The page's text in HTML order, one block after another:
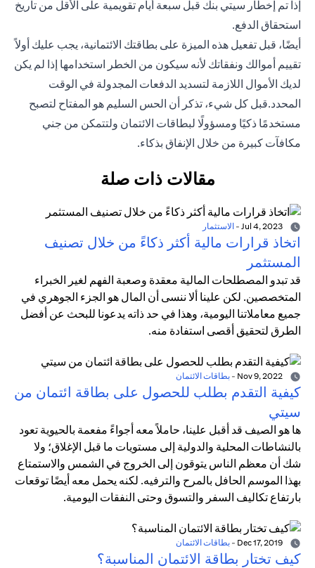
إذا تم إخطار سيتي بنك قبل سبعة أيام تقويمية على الأقل من تاريخ
استحقاق الدفع.
أيضًا، قبل تفعيل هذه الميزة على بطاقتك الائتمانية، يجب عليك أولاً
تقييم أموالك ونفقاتك لأنه سيكون من الخطر استخدامها إذا لم يكن
لديك الأموال اللازمة لتسديد الدفعات المجدولة في الوقت
المحدد.قبل كل شيء، تذكر أن الحس السليم هو المفتاح لتصبح
مستخدمًا ذكيًا ومسؤولًا لبطاقات الائتمان ولتتمكن من جني
مكافآت كبيرة من خلال الإنفاق بذكاء.
مقالات ذات صلة
- الاستثمار
اتخاذ قرارات مالية أكثر ذكاءً من خلال تصنيف
المستثمر
قد تبدو المصطلحات المالية معقدة وصعبة الفهم لغير الخبراء
المتخصصين. لكن علينا ألا ننسى أن المال هو الجزء الجوهري في
جميع معاملاتنا اليومية، وهذا في حد ذاته يدعونا للبحث عن أفضل
الطرق لتحقيق أقصى استفادة منه.
- بطاقات الائتمان
كيفية التقدم بطلب للحصول على بطاقة ائتمان من
سيتي
ها هو الصيف قد أقبل علينا، حاملاً معه أجواءً مفعمة بالحيوية تعود
بالنشاطات المحلية والدولية إلى مستويات ما قبل الإغلاق؛ ولا
شك أن معظم الناس يتوقون إلى الخروج في الشمس والاستمتاع
بهذا الموسم الحافل بالمرح والترفيه. لكنه يحمل معه أيضًا توقعات
بارتفاع تكاليف السفر والتسوق وحتى النفقات اليومية.
- بطاقات الائتمان
كيف تختار بطاقة الائتمان المناسبة؟